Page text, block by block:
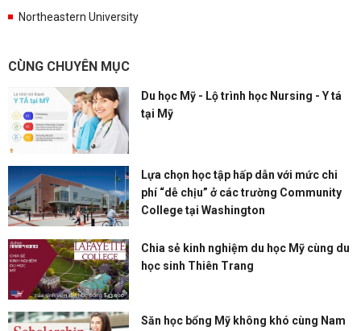
Northeastern University
CÙNG CHUYÊN MỤC
Du học Mỹ - Lộ trình học Nursing - Y tá
tại Mỹ
Lựa chọn học tập hấp dẫn với mức chi
phí “dễ chịu” ở các trường Community
College tại Washington
Chia sẻ kinh nghiệm du học Mỹ cùng du
học sinh Thiên Trang
Săn học bổng Mỹ không khó cùng Nam